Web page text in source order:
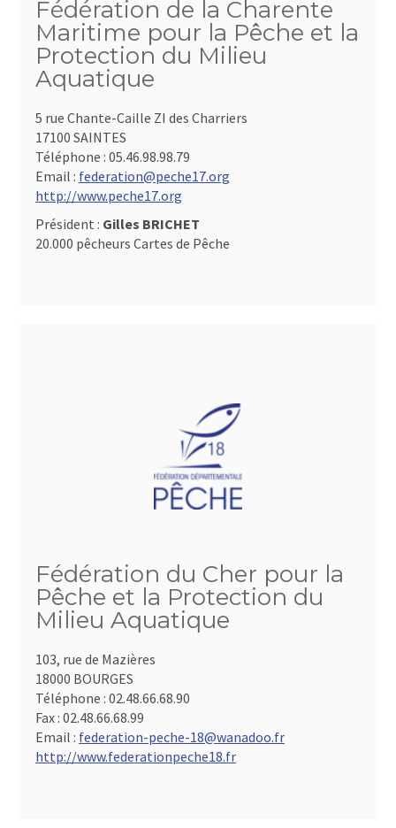
Fédération de la Charente
Maritime pour la Pêche et la
Protection du Milieu
Aquatique
5 rue Chante-Caille ZI des Charriers
17100 SAINTES
Téléphone : 05.46.98.98.79
Email : federation@peche17.org
http://www.peche17.org
Président : Gilles BRICHET
20.000 pêcheurs Cartes de Pêche
Fédération du Cher pour la
Pêche et la Protection du
Milieu Aquatique
103, rue de Mazières
18000 BOURGES
Téléphone : 02.48.66.68.90
Fax : 02.48.66.68.99
Email : federation-peche-18@wanadoo.fr
http://www.federationpeche18.fr